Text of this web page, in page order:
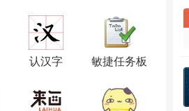
认汉字 敏捷任务板